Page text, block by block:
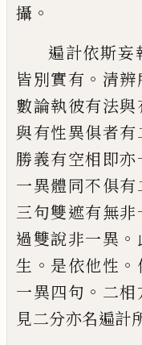
攝 。
遍計依斯妄
皆別實有 。 清辨
數論執彼有法與
與有性異俱者有
勝義有空相即亦
一異體同不俱
三句雙遮有無非
過雙說非一異 。
生 。 是依他性 。
一異四句 。 二相
見二分亦名遍計